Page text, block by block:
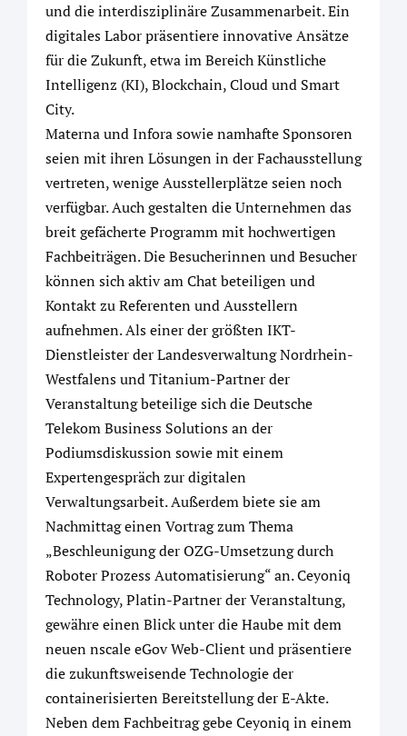
und die interdisziplinäre Zusammenarbeit. Ein
digitales Labor präsentiere innovative Ansätze
für die Zukunft, etwa im Bereich Künstliche
Intelligenz (KI), Blockchain, Cloud und Smart
City.
Materna und Infora sowie namhafte Sponsoren
seien mit ihren Lösungen in der Fachausstellung
vertreten, wenige Ausstellerplätze seien noch
verfügbar. Auch gestalten die Unternehmen das
breit gefächerte Programm mit hochwertigen
Fachbeiträgen. Die Besucherinnen und Besucher
können sich aktiv am Chat beteiligen und
Kontakt zu Referenten und Ausstellern
aufnehmen. Als einer der größten IKT-
Dienstleister der Landesverwaltung Nordrhein-
Westfalens und Titanium-Partner der
Veranstaltung beteilige sich die Deutsche
Telekom Business Solutions an der
Podiumsdiskussion sowie mit einem
Expertengespräch zur digitalen
Verwaltungsarbeit. Außerdem biete sie am
Nachmittag einen Vortrag zum Thema
„Beschleunigung der OZG-Umsetzung durch
Roboter Prozess Automatisierung“ an. Ceyoniq
Technology, Platin-Partner der Veranstaltung,
gewähre einen Blick unter die Haube mit dem
neuen nscale eGov Web-Client und präsentiere
die zukunftsweisende Technologie der
containerisierten Bereitstellung der E-Akte.
Neben dem Fachbeitrag gebe Ceyoniq in einem